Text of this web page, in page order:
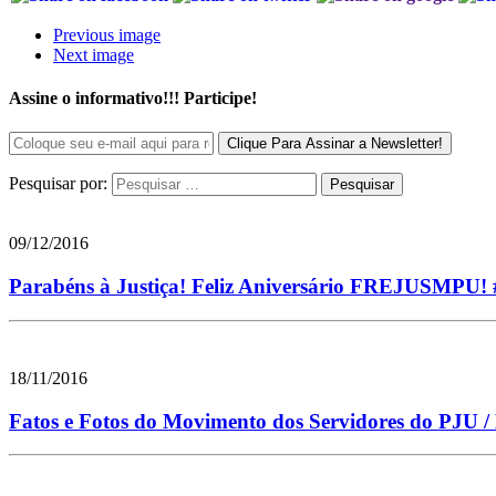
Previous image
Next image
Assine o informativo!!! Participe!
Pesquisar por:
09/12/2016
Parabéns à Justiça! Feliz Aniversário FREJUSMPU!
18/11/2016
Fatos e Fotos do Movimento dos Servidores do PJU